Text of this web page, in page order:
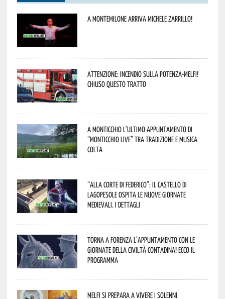
A Montemilone arriva Michele Zarrillo!
Attenzione: incendio sulla Potenza-Melfi!
Chiuso questo tratto
A Monticchio l’ultimo appuntamento di
“Monticchio Live” tra tradizione e musica
colta
“Alla corte di Federico”: il Castello di
Lagopesole ospita le nuove Giornate
Medievali. I dettagli
Torna a Forenza l’appuntamento con le
Giornate della Civiltà Contadina! Ecco il
programma
Melfi si prepara a vivere i solenni